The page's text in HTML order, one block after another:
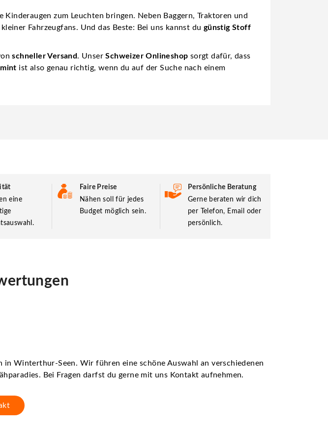
Kinderaugen zum Leuchten bringen. Neben Baggern, Traktoren und
Fahrzeugfans. Und das Beste: Bei uns kannst du günstig Stoff
schneller Versand. UnserSchweizer Onlineshop sorgt dafür, dass
ist also genau richtig, wenn du auf der Suche nach einem
eine
Faire Preise
Nähen soll für jedes
Budget möglich sein.
Persönliche Beratung
Gerne beraten wir dich
per Telefon, Email oder
persönlich.
Winterthur-Seen. Wir führen eine schöne Auswahl an verschiedenen
Bei Fragen darfst du gerne mit uns Kontakt aufnehmen.